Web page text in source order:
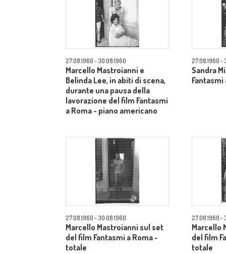
27.08.1960 - 30.08.1960
Marcello Mastroianni e
Belinda Lee, in abiti di scena,
durante una pausa della
lavorazione del film Fantasmi
a Roma - piano americano
27.08.1960 -
Sandra
27.08.1960 - 30.08.1960
Marcello Mastroianni sul set
del film Fantasmi a Roma -
totale
27.08.1960 -
Marcello
del film
totale